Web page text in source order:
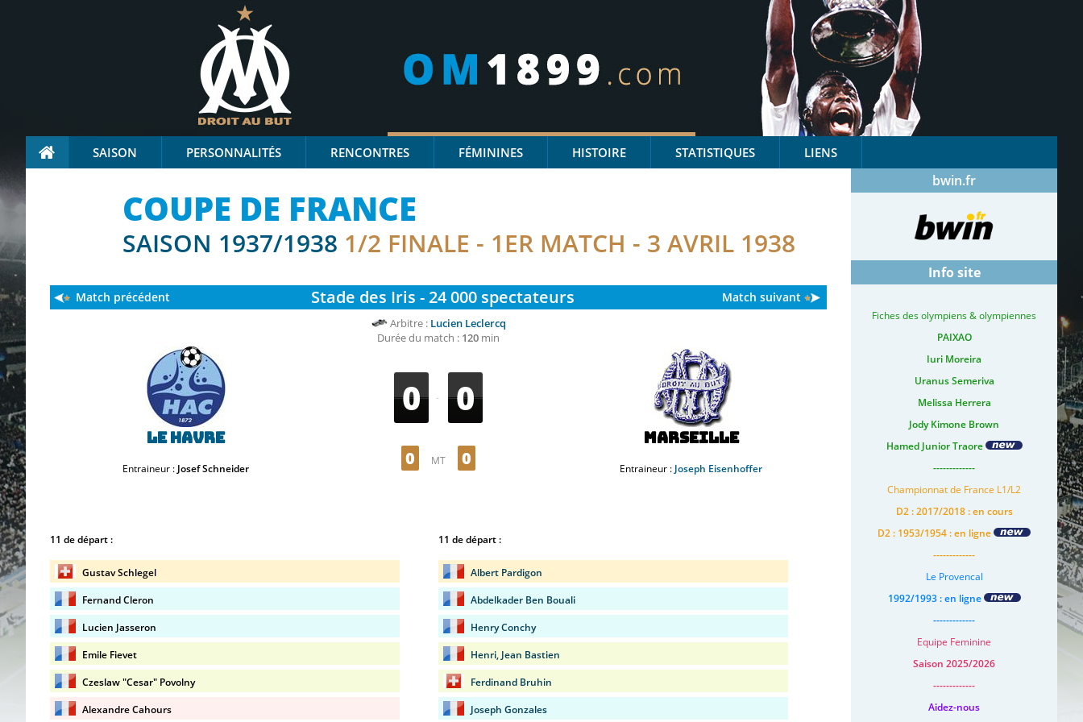
SAISON PERSONNALITÉS RENCONTRES FÉMININES HISTOIRE STATISTIQUES LIENS
COUPE DE FRANCE
SAISON 1937/1938 1/2 FINALE - 1ER MATCH - 3 AVRIL 1938
Stade des Iris - 24 000 spectateurs
Match précédent Match suivant
Arbitre : Lucien Leclercq
Durée du match : 120 min
Le Havre
Entraineur : Josef Schneider
0 - 0
0 MT 0
Marseille
Entraineur : Joseph Eisenhoffer
11 de départ :
Gustav Schlegel
Fernand Cleron
Lucien Jasseron
Emile Fievet
Czeslaw "Cesar" Povolny
Alexandre Cahours
11 de départ :
Albert Pardigon
Abdelkader Ben Bouali
Henry Conchy
Henri, Jean Bastien
Ferdinand Bruhin
Joseph Gonzales
bwin.fr
Info site
Fiches des olympiens & olympiennes
PAIXAO
Iuri Moreira
Uranus Semeriva
Melissa Herrera
Jody Kimone Brown
Hamed Junior Traore
-------------
Championnat de France L1/L2
D2 : 2017/2018 : en cours
D2 : 1953/1954 : en ligne
-------------
Le Provencal
1992/1993 : en ligne
-------------
Equipe Feminine
Saison 2025/2026
-------------
Aidez-nous